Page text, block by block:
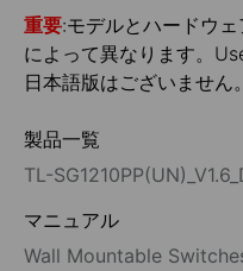
重要:モデルとハードウ
によって異なります。
日本語版はございません。
製品一覧
TL-
マニュアル
Wall Mountable